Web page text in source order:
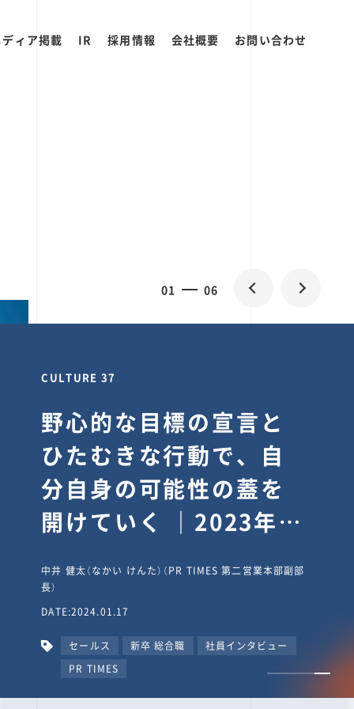
ィア掲載 IR 採用情報 会社概要 お問い合わせ
01 06
CULTURE 37
野心的な目標の宣言と
ひたむきな行動で、自
分自身の可能性の蓋を
開けていく ｜2023年度
タビュー #PR
TIMESな人たち
中井 健太（なかい けんた）（PR TIMES 第二営業本部副部
長）
DATE:2024.01.17
セールス 新卒 総合職
社員インタビュー
PR TIMES